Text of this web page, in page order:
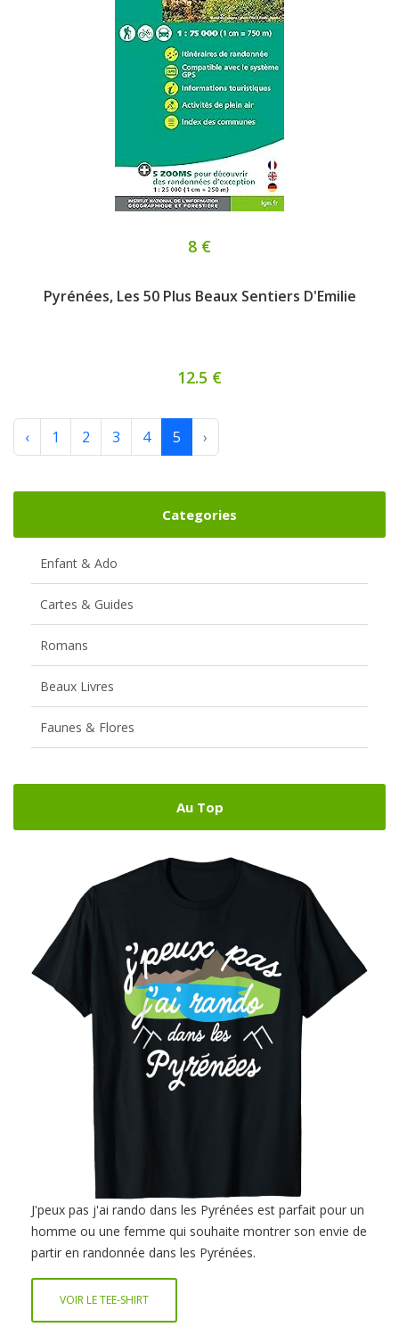
8 €
Pyrénées, Les 50 Plus Beaux Sentiers D'Emilie
12.5 €
‹ 1 2 3 4 5 ›
Categories
Enfant & Ado
Cartes & Guides
Romans
Beaux Livres
Faunes & Flores
Au Top
J'peux pas j'ai rando dans les Pyrénées est parfait pour un
homme ou une femme qui souhaite montrer son envie de
partir en randonnée dans les Pyrénées.
VOIR LE TEE-SHIRT